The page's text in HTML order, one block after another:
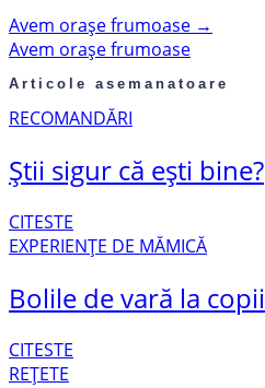
Avem orașe frumoase →
Avem orașe frumoase
Articole asemanatoare
RECOMANDĂRI
Știi sigur că ești bine?
CITESTE
EXPERIENȚE DE MĂMICĂ
Bolile de vară la copii
CITESTE
REȚETE